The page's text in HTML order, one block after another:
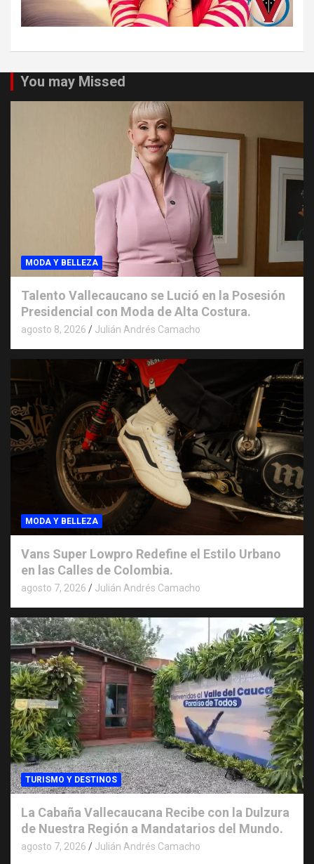
You may Missed
MODA Y BELLEZA
Talento Vallecaucano se Lució en la Posesión
Presidencial con Moda de Alta Costura.
agosto 8, 2026 Julián Andrés Camacho
MODA Y BELLEZA
Vans Super Lowpro Redefine el Estilo Urbano
en las Calles de Colombia.
agosto 7, 2026 Julián Andrés Camacho
TURISMO Y DESTINOS
La Cabaña Vallecaucana Recibe con la Dulzura
de Nuestra Región a Mandatarios del Mundo.
agosto 7, 2026 Julián Andrés Camacho